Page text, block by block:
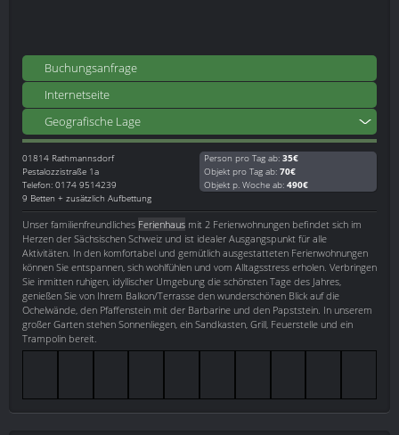
Buchungsanfrage
Internetseite
Geografische Lage
01814 Rathmannsdorf
Pestalozzistraße 1a
Telefon: 0174 9514239
9 Betten + zusätzlich Aufbettung
Person pro Tag ab: 35€
Objekt pro Tag ab: 70€
Objekt p. Woche ab: 490€
Unser familienfreundliches Ferienhaus mit 2 Ferienwohnungen befindet sich im
Herzen der Sächsischen Schweiz und ist idealer Ausgangspunkt für alle
Aktivitäten. In den komfortabel und gemütlich ausgestatteten Ferienwohnungen
können Sie entspannen, sich wohlfühlen und vom Alltagsstress erholen. Verbringen
Sie inmitten ruhigen, idyllischer Umgebung die schönsten Tage des Jahres,
genießen Sie von Ihrem Balkon/Terrasse den wunderschönen Blick auf die
Ochelwände, den Pfaffenstein mit der Barbarine und den Papststein. In unserem
großer Garten stehen Sonnenliegen, ein Sandkasten, Grill, Feuerstelle und ein
Trampolin bereit.